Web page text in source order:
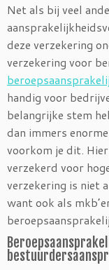
Net als bij veel
deze verzekering
verzekering voor
handig voor
belangrijke stem
dan immers
voorkom je dit.
verzekerd voor
verzekering is niet
want ook als